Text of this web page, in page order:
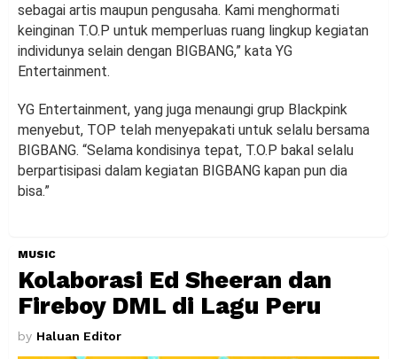
sebagai artis maupun pengusaha. Kami menghormati
keinginan T.O.P untuk memperluas ruang lingkup kegiatan
individunya selain dengan BIGBANG,” kata YG
Entertainment.
YG Entertainment, yang juga menaungi grup Blackpink
menyebut, TOP telah menyepakati untuk selalu bersama
BIGBANG. “Selama kondisinya tepat, T.O.P bakal selalu
berpartisipasi dalam kegiatan BIGBANG kapan pun dia
bisa.”
MUSIC
Kolaborasi Ed Sheeran dan
Fireboy DML di Lagu Peru
by Haluan Editor